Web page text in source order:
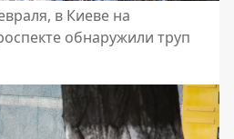
в Киеве на
обнаружили труп